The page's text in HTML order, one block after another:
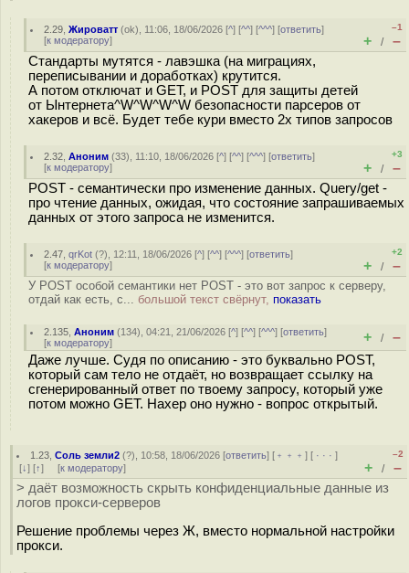
2.29 ,Жироватт (ok), 11:06, 18/06/2026 [^] [^^] [^^^] [ответить]
[к модератору]
–1
+ / –
Стандарты мутятся - лавэшка (на миграциях,
переписывании и доработках) крутится.
А потом отключат и GET, и POST для защиты детей
от Ынтернета^W^W^W^W безопасности парсеров от
хакеров и всё. Будет тебе кури вместо 2х типов запросов
2.32 ,Аноним (33), 11:10, 18/06/2026 [^] [^^] [^^^] [ответить]
[к модератору]
+3
+ / –
POST - семантически про изменение данных. Query/get -
про чтение данных, ожидая, что состояние запрашиваемых
данных от этого запроса не изменится.
2.47 ,qrKot (?), 12:11, 18/06/2026 [^] [^^] [^^^] [ответить]
[к модератору]
+2
+ / –
У POST особой семантики нет POST - это вот запрос к серверу,
отдай как есть, с... большой текст свёрнут, показать
2.135 ,Аноним (134), 04:21, 21/06/2026 [^] [^^] [^^^] [ответить]
[к модератору] + / –
Даже лучше. Судя по описанию - это буквально POST,
который сам тело не отдаёт, но возвращает ссылку на
сгенерированный ответ по твоему запросу, который уже
потом можно GET. Нахер оно нужно - вопрос открытый.
1.23 ,Соль земли2 (?), 10:58, 18/06/2026 [ответить] [ ﹢﹢﹢] [ · · ·]
[↓] [↑] [к модератору]
–2
+ / –
> даёт возможность скрыть конфиденциальные данные из
логов прокси-серверов
Решение проблемы через Ж, вместо нормальной настройки
прокси.